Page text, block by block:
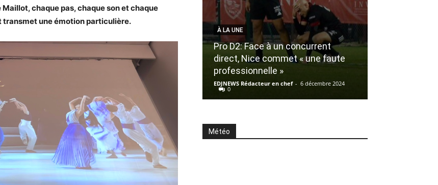
chaque pas, chaque son et chaque
une émotion particulière.
À LA UNE
Pro D2: Face à un concurrent
direct, Nice commet « une faute
professionnelle »
EDJNEWS Rédacteur en chef - 6 décembre 2024
0
Météo